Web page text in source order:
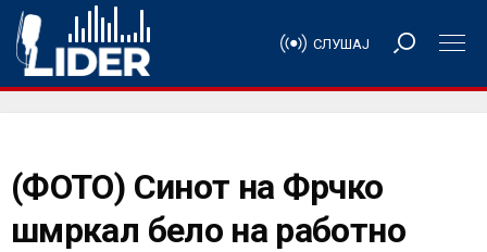
СЛУШАЈ
(ФОТО) Синот на Фрчко
шмркал бело на работно